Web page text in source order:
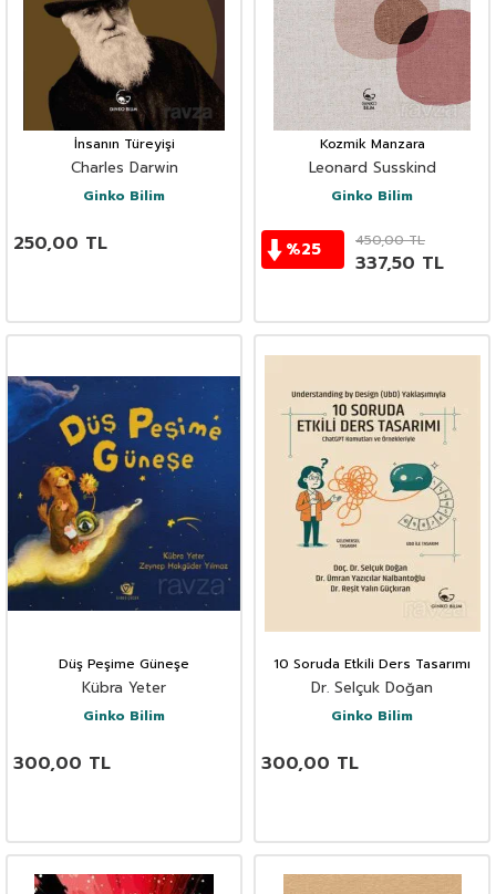
İnsanın Türeyişi
Charles Darwin
Ginko Bilim
250,00 TL
Kozmik Manzara
Leonard Susskind
Ginko Bilim
%25 450,00TL
337,50 TL
Düş Peşime Güneşe
Kübra Yeter
Ginko Bilim
300,00 TL
10 Soruda Etkili Ders Tasarımı
Dr. Selçuk Doğan
Ginko Bilim
300,00 TL